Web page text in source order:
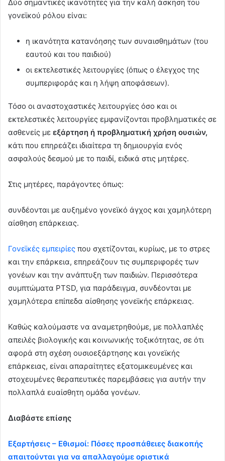
Δύο σημαντικές ικανότητες για την καλή άσκηση του
γονεϊκού ρόλου είναι:
η ικανότητα κατανόησης των συναισθημάτων (του
εαυτού και του παιδιού)
οι εκτελεστικές λειτουργίες (όπως ο έλεγχος της
συμπεριφοράς και η λήψη αποφάσεων).
Τόσο οι αναστοχαστικές λειτουργίες όσο και οι
εκτελεστικές λειτουργίες εμφανίζονται προβληματικές σε
ασθενείς με εξάρτηση ή προβληματική χρήση ουσιών,
κάτι που επηρεάζει ιδιαίτερα τη δημιουργία ενός
ασφαλούς δεσμού με το παιδί, ειδικά στις μητέρες.
Στις μητέρες, παράγοντες όπως:
συνδέονται με αυξημένο γονεϊκό άγχος και χαμηλότερη
αίσθηση επάρκειας.
Γονεϊκές εμπειρίες που σχετίζονται, κυρίως, με το στρες
και την επάρκεια, επηρεάζουν τις συμπεριφορές των
γονέων και την ανάπτυξη των παιδιών. Περισσότερα
συμπτώματα PTSD, για παράδειγμα, συνδέονται με
χαμηλότερα επίπεδα αίσθησης γονεϊκής επάρκειας.
Καθώς καλούμαστε να αναμετρηθούμε, με πολλαπλές
απειλές βιολογικής και κοινωνικής τοξικότητας, σε ότι
αφορά στη σχέση ουσιοεξάρτησης και γονεϊκής
επάρκειας, είναι απαραίτητες εξατομικευμένες και
στοχευμένες θεραπευτικές παρεμβάσεις για αυτήν την
πολλαπλά ευαίσθητη ομάδα γονέων.
Διαβάστε επίσης
Εξαρτήσεις – Εθισμοί: Πόσες προσπάθειες διακοπής
απαιτούνται για να απαλλαγούμε οριστικά